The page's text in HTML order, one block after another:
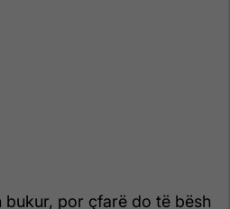
bukur, por çfarë do të bësh